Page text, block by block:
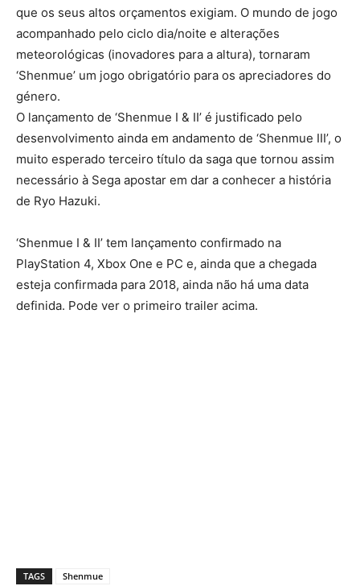
que os seus altos orçamentos exigiam. O mundo de jogo
acompanhado pelo ciclo dia/noite e alterações
meteorológicas (inovadores para a altura), tornaram
‘Shenmue’ um jogo obrigatório para os apreciadores do
género.
O lançamento de ‘Shenmue I & II’ é justificado pelo
desenvolvimento ainda em andamento de ‘Shenmue III’, o
muito esperado terceiro título da saga que tornou assim
necessário à Sega apostar em dar a conhecer a história
de Ryo Hazuki.
‘Shenmue I & II’ tem lançamento confirmado na
PlayStation 4, Xbox One e PC e, ainda que a chegada
esteja confirmada para 2018, ainda não há uma data
definida. Pode ver o primeiro trailer acima.
TAGS Shenmue